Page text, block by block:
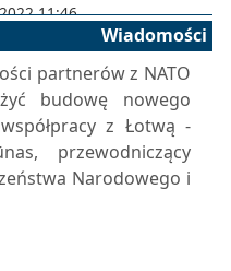
11:46
Wiadomości
partnerów z NATO
budowę nowego
z Łotwą -
przewodniczący
Narodowego i